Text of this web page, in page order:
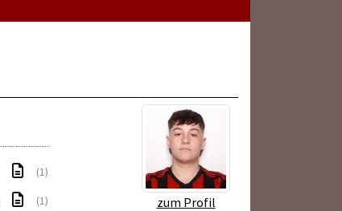
zum Profil
(1)
(1)